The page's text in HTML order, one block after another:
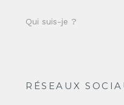
Qui suis-je ?
RÉSEAUX